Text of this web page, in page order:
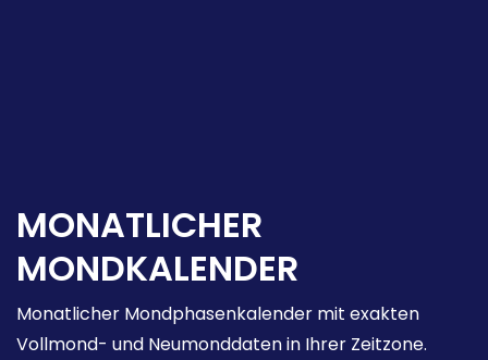
MONATLICHER
MONDKALENDER
Monatlicher Mondphasenkalender mit exakten
Vollmond- und Neumonddaten in Ihrer Zeitzone.